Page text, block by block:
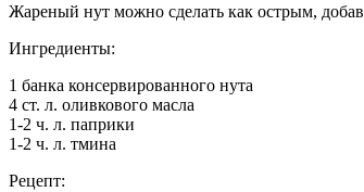
Жареный нут можно сделать как острым,
Ингредиенты:
1 банка консервированного нута
4 ст. л. оливкового масла
1-2 ч. л. паприки
1-2 ч. л. тмина
Рецепт: